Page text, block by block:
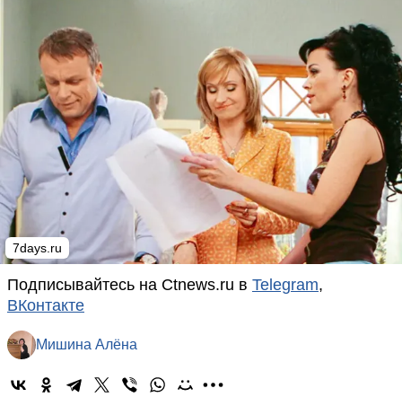
7days.ru
Подписывайтесь на Ctnews.ru в Telegram,
ВКонтакте
Мишина Алёна